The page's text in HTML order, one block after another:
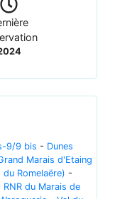
9/9 bis - Dunes
Marais d'Etaing
Romelaëre) -
RNR du Marais de